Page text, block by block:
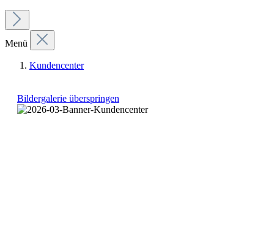
Menü
Kundencenter
Bildergalerie überspringen